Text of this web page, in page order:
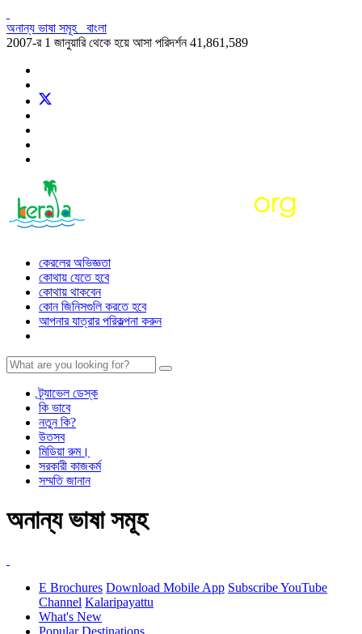
অনান্য ভাষা সমূহ
বাংলা
2007-র 1 জানুয়ারি থেকে হয়ে আসা পরিদর্শন41,861,589
কেরলের অভিজ্ঞতা
কোথায় যেতে হবে
কোথায় থাকবেন
কোন জিনিসগুলি করতে হবে
আপনার যাত্রার পরিকল্পনা করুন
ট্র্যাভেল ডেস্ক
কি ভাবে
নতুন কি?
উতসব
মিডিয়া রুম।
সরকারী কাজকর্ম
সম্মতি জানান
অনান্য ভাষা সমূহ
E Brochures Download Mobile App Subscribe YouTube
Channel Kalaripayattu
What's New
Popular Destinations